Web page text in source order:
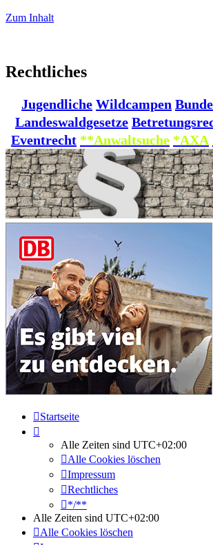
Zum Inhalt
Rechtliches
Jugendliche Wildcampen
Landeswaldgesetze
Eventrecht **Anwaltsuche *AXA
Startseite
Alle Zeiten sind UTC+02:00
Alle Cookies löschen
Impressum
Rechtliches
*/**
Alle Zeiten sind UTC+02:00
Alle Cookies löschen